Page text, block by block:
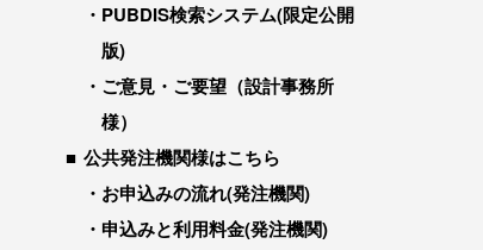
PUBDIS検索システム(限定公開
版)
ご意見・ご要望（設計事務所
様）
公共発注機関様はこちら
お申込みの流れ(発注機関)
申込みと利用料金(発注機関)